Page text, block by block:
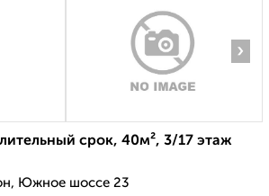
›
срок, 40м², 3/17 этаж
Южное шоссе 23